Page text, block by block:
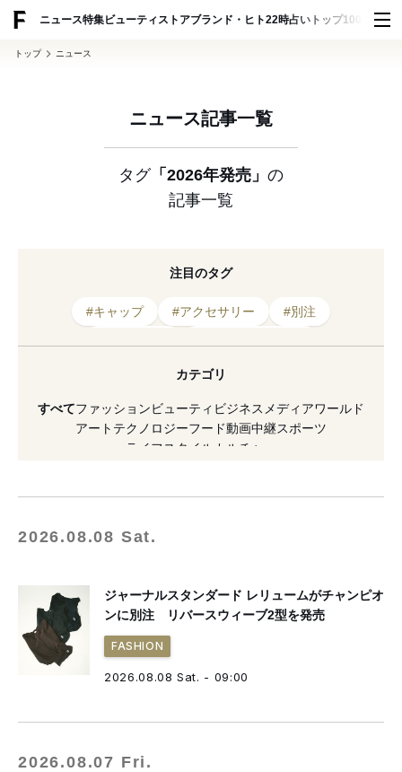
ニュース特集ビューティ ストアブランド・ヒト22時占い トップ100 スナッ
トップ ニュース
ニュース記事一覧
タグ「2026年発売」 の
記事一覧
注目のタグ
#キャップ #アクセサリー
#別注
#コラボレーション
#アウトドア
#刺繍
#キャラクター
カテゴリ
すべてファッションビューティ ビジネス メディアワールド
アート テクノロジーフード動画中継スポーツ
ライフスタイル
カルチャー
2026.08.08 Sat.
ジャーナルスタンダード レリュームがチャンピオ
ンに別注 リバースウィーブ2型を発売
FASHION
2026.08.08 Sat. - 09:00
2026.08.07 Fri.